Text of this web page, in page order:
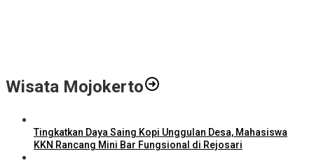
Wisata Mojokerto
Tingkatkan Daya Saing Kopi Unggulan Desa, Mahasiswa
KKN Rancang Mini Bar Fungsional di Rejosari